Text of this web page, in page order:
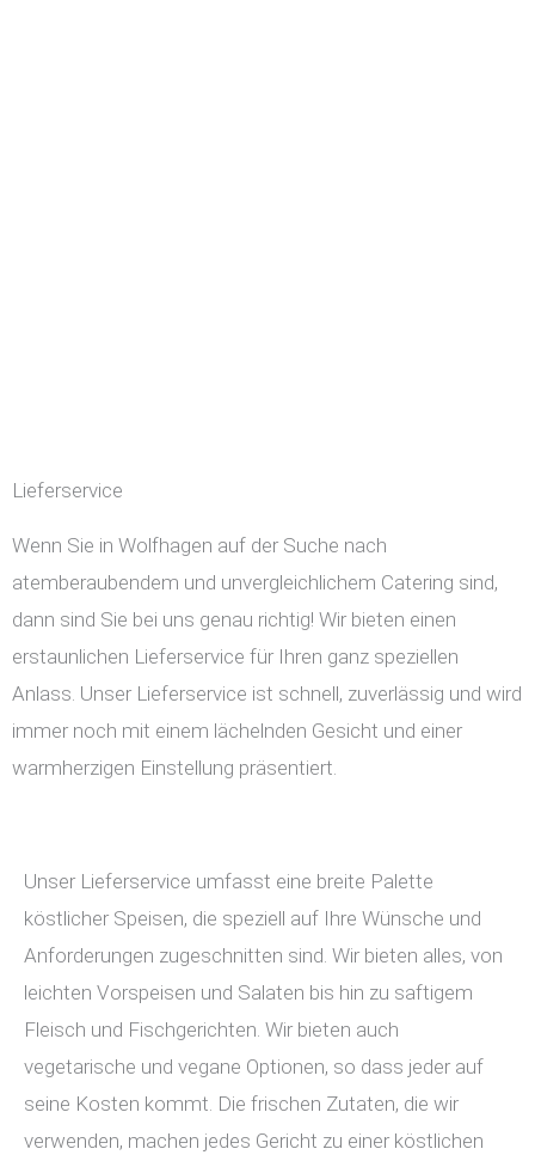
Lieferservice
Wenn Sie in Wolfhagen auf der Suche nach
atemberaubendem und unvergleichlichem Catering sind,
dann sind Sie bei uns genau richtig! Wir bieten einen
erstaunlichen Lieferservice für Ihren ganz speziellen
Anlass. Unser Lieferservice ist schnell, zuverlässig und wird
immer noch mit einem lächelnden Gesicht und einer
warmherzigen Einstellung präsentiert.
Unser Lieferservice umfasst eine breite Palette
köstlicher Speisen, die speziell auf Ihre Wünsche und
Anforderungen zugeschnitten sind. Wir bieten alles, von
leichten Vorspeisen und Salaten bis hin zu saftigem
Fleisch und Fischgerichten. Wir bieten auch
vegetarische und vegane Optionen, so dass jeder auf
seine Kosten kommt. Die frischen Zutaten, die wir
verwenden, machen jedes Gericht zu einer köstlichen